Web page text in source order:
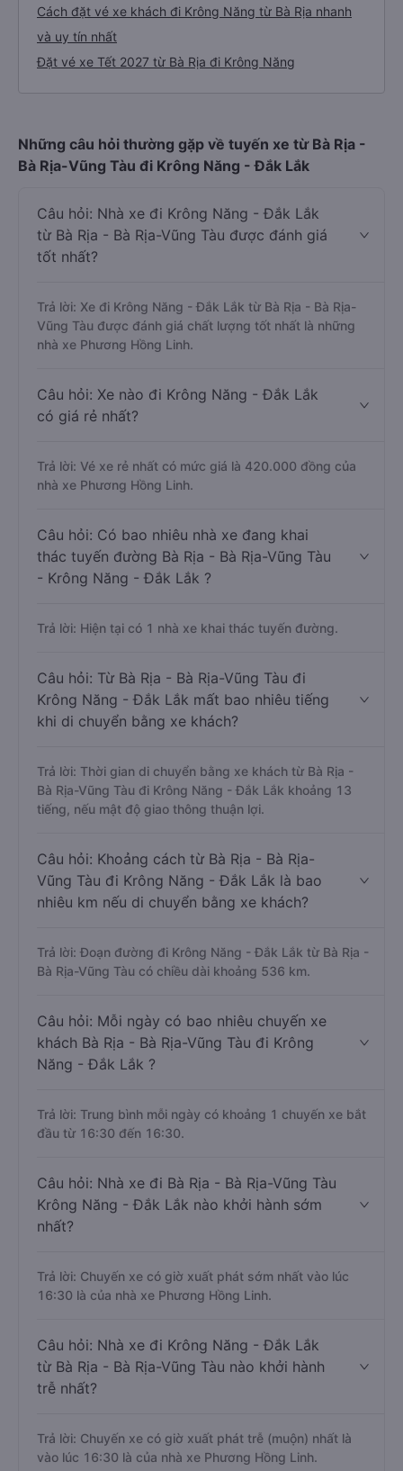
Cách đặt vé xe khách đi Krông Năng từ Bà Rịa nhanh
và uy tín nhất
Đặt vé xe Tết 2027 từ Bà Rịa đi Krông Năng
Những câu hỏi thường gặp về tuyến xe từ Bà Rịa -
Bà Rịa-Vũng Tàu đi Krông Năng - Đắk Lắk
Câu hỏi: Nhà xe đi Krông Năng - Đắk Lắk
từ Bà Rịa - Bà Rịa-Vũng Tàu được đánh giá
tốt nhất?
Trả lời: Xe đi Krông Năng - Đắk Lắk từ Bà Rịa - Bà Rịa-
Vũng Tàu được đánh giá chất lượng tốt nhất là những
nhà xe Phương Hồng Linh.
Câu hỏi: Xe nào đi Krông Năng - Đắk Lắk
có giá rẻ nhất?
Trả lời: Vé xe rẻ nhất có mức giá là 420.000 đồng của
nhà xe Phương Hồng Linh.
Câu hỏi: Có bao nhiêu nhà xe đang khai
thác tuyến đường Bà Rịa - Bà Rịa-Vũng Tàu
- Krông Năng - Đắk Lắk ?
Trả lời: Hiện tại có 1 nhà xe khai thác tuyến đường.
Câu hỏi: Từ Bà Rịa - Bà Rịa-Vũng Tàu đi
Krông Năng - Đắk Lắk mất bao nhiêu tiếng
khi di chuyển bằng xe khách?
Trả lời: Thời gian di chuyển bằng xe khách từ Bà Rịa -
Bà Rịa-Vũng Tàu đi Krông Năng - Đắk Lắk khoảng 13
tiếng, nếu mật độ giao thông thuận lợi.
Câu hỏi: Khoảng cách từ Bà Rịa - Bà Rịa-
Vũng Tàu đi Krông Năng - Đắk Lắk là bao
nhiêu km nếu di chuyển bằng xe khách?
Trả lời: Đoạn đường đi Krông Năng - Đắk Lắk từ Bà Rịa -
Bà Rịa-Vũng Tàu có chiều dài khoảng 536 km.
Câu hỏi: Mỗi ngày có bao nhiêu chuyến xe
khách Bà Rịa - Bà Rịa-Vũng Tàu đi Krông
Năng - Đắk Lắk ?
Trả lời: Trung bình mỗi ngày có khoảng 1 chuyến xe bắt
đầu từ 16:30 đến 16:30.
Câu hỏi: Nhà xe đi Bà Rịa - Bà Rịa-Vũng Tàu
Krông Năng - Đắk Lắk nào khởi hành sớm
nhất?
Trả lời: Chuyến xe có giờ xuất phát sớm nhất vào lúc
16:30 là của nhà xe Phương Hồng Linh.
Câu hỏi: Nhà xe đi Krông Năng - Đắk Lắk
từ Bà Rịa - Bà Rịa-Vũng Tàu nào khởi hành
trễ nhất?
Trả lời: Chuyến xe có giờ xuất phát trễ (muộn) nhất là
vào lúc 16:30 là của nhà xe Phương Hồng Linh.